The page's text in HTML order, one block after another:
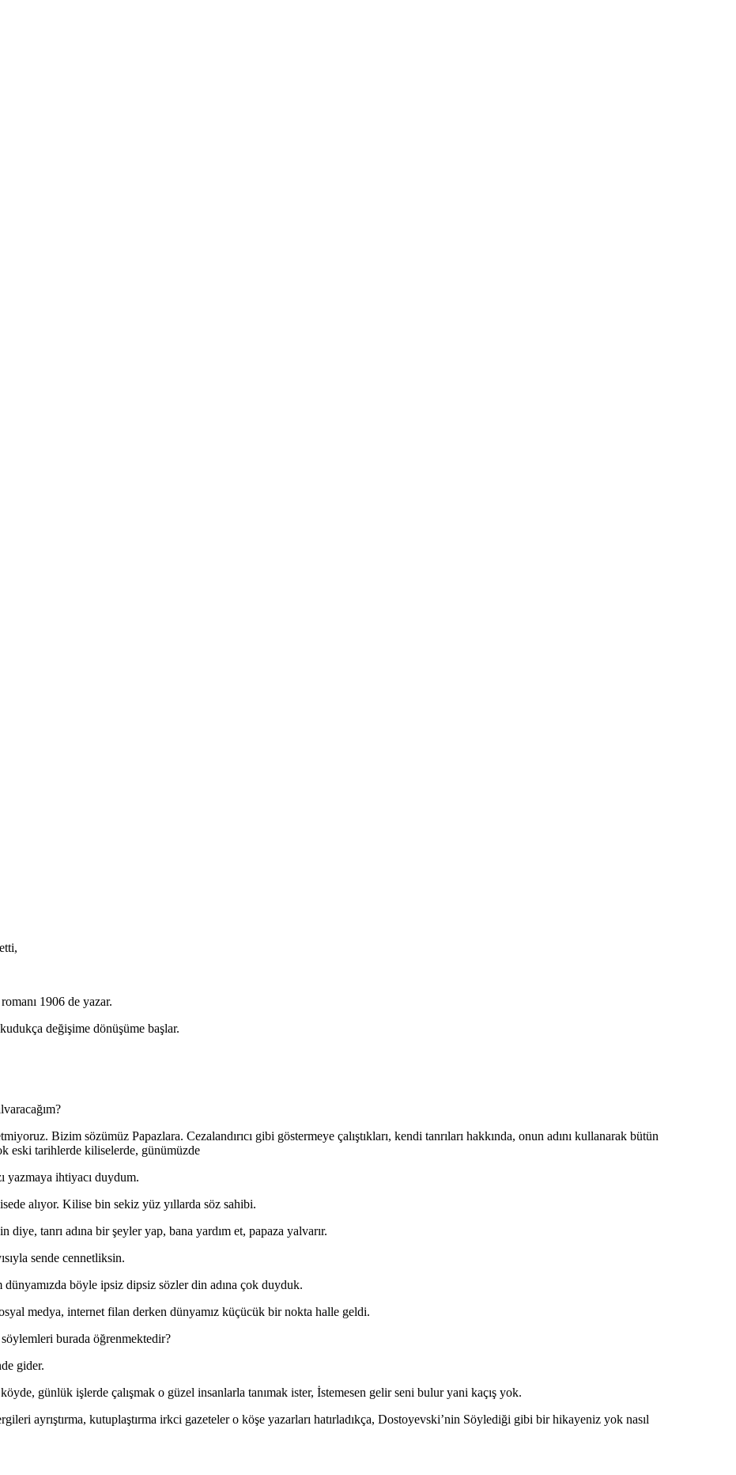
1906 de yazar.
değişime dönüşüme başlar.
Bizim sözümüz Papazlara. Cezalandırıcı gibi göstermeye çalıştıkları, kendi tanrıları hakkında, onun adını kullanarak bütün
eski tarihlerde kiliselerde, günümüzde
yazmaya ihtiyacı duydum.
alıyor. Kilise bin sekiz yüz yıllarda söz sahibi.
tanrı adına bir şeyler yap, bana yardım et, papaza yalvarır.
sende cennetliksin.
böyle ipsiz dipsiz sözler din adına çok duyduk.
medya, internet filan derken dünyamız küçücük bir nokta halle geldi.
burada öğrenmektedir?
gider.
günlük işlerde çalışmak o güzel insanlarla tanımak ister, İstemesen gelir seni bulur yani kaçış yok.
ayrıştırma, kutuplaştırma irkci gazeteler o köşe yazarları hatırladıkça, Dostoyevski’nin Söylediği gibi bir hikayeniz yok nasıl